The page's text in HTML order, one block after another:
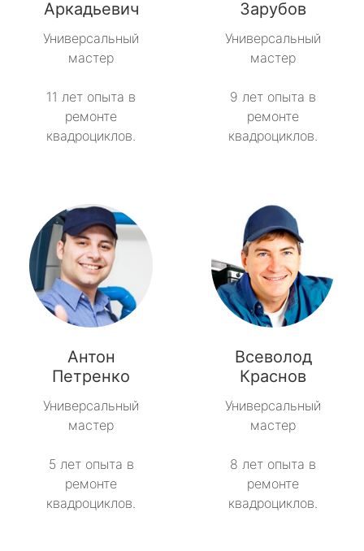
Аркадьевич
Универсальный
мастер
11 лет опыта в
ремонте
квадроциклов.
Зарубов
Универсальный
мастер
9 лет опыта в
ремонте
квадроциклов.
Антон
Петренко
Универсальный
мастер
5 лет опыта в
ремонте
квадроциклов.
Всеволод
Краснов
Универсальный
мастер
8 лет опыта в
ремонте
квадроциклов.